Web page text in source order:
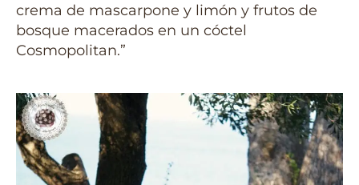
crema de mascarpone y limón y frutos de
bosque macerados en un cóctel
Cosmopolitan.”